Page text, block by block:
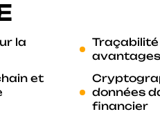
la
et
données
financier